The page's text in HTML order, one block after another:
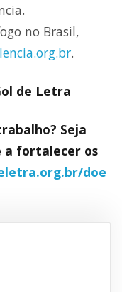
no Brasil,
.
de Letra
Seja
a fortalecer os
doe